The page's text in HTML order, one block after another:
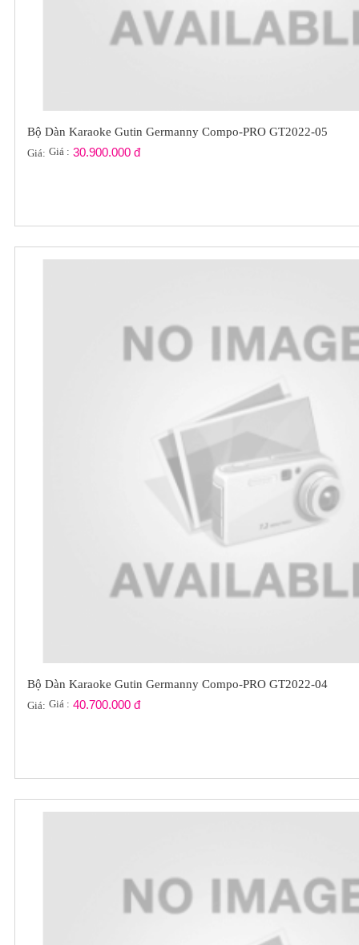
Bộ Dàn Karaoke Gutin Germanny Compo-PRO GT2022-05
Giá: Giá : 30.900.000 đ
Bộ Dàn Karaoke Gutin Germanny Compo-PRO GT2022-04
Giá: Giá : 40.700.000 đ